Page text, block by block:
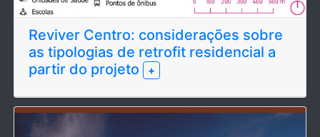
Reviver Centro: considerações sobre
as tipologias de retrofit residencial a
partir do projeto
+